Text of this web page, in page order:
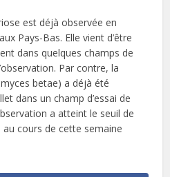
est déjà observée en
Pays-Bas. Elle vient d’être
dans quelques champs de
Par contre, la
betae) a déjà été
dans un champ d’essai de
a atteint le seuil de
cours de cette semaine